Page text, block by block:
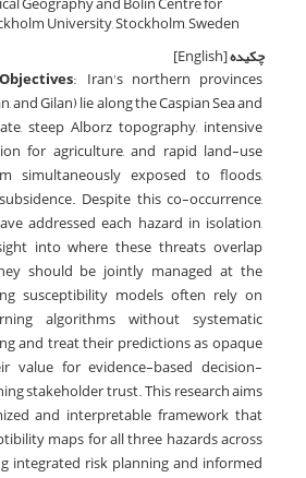
University, Stockholm, Sweden
چکیده[English]
: Iran's northern provinces
and Gilan) lie along the Caspian Sea and
steep Alborz topography, intensive
for agriculture, and rapid land-use
simultaneously exposed to floods,
Despite this co-occurrence,
addressed each hazard in isolation,
into where these threats overlap
should be jointly managed at the
susceptibility models often rely on
algorithms without systematic
and treat their predictions as opaque
value for evidence-based decision-
stakeholder trust. This research aims
and interpretable framework that
maps for all three hazards across
integrated risk planning and informed